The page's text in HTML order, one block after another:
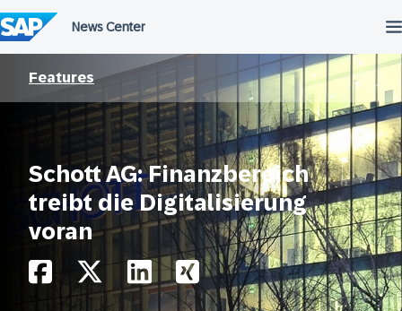
Features
Schott AG: Finanzbereich
treibt die Digitalisierung
voran